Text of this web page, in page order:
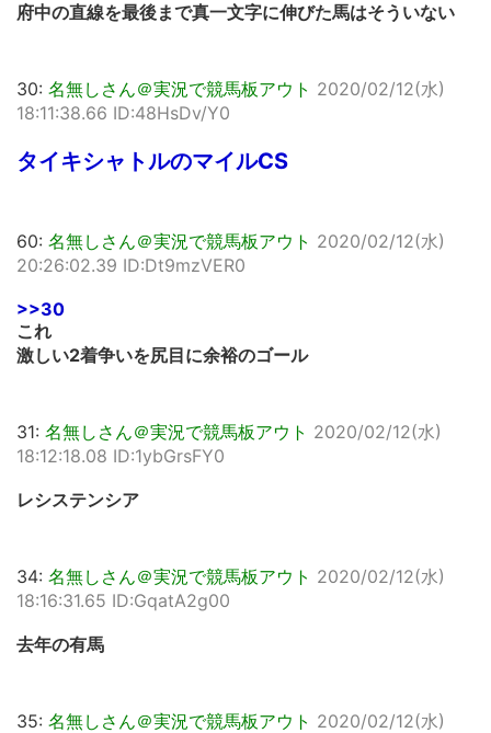
府中の直線を最後まで真一文字に伸びた馬はそういない
30: 名無しさん＠実況で競馬板アウト 2020/02/12(水)
18:11:38.66 ID:48HsDv/Y0
タイキシャトルのマイルCS
60: 名無しさん＠実況で競馬板アウト 2020/02/12(水)
20:26:02.39 ID:Dt9mzVER0
>>30
これ
激しい2着争いを尻目に余裕のゴール
31: 名無しさん＠実況で競馬板アウト 2020/02/12(水)
18:12:18.08 ID:1ybGrsFY0
レシステンシア
34: 名無しさん＠実況で競馬板アウト 2020/02/12(水)
18:16:31.65 ID:GqatA2g00
去年の有馬
35: 名無しさん＠実況で競馬板アウト 2020/02/12(水)